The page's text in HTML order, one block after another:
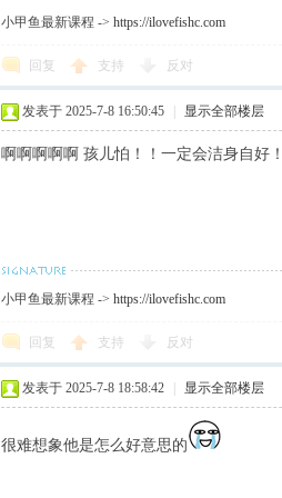
小甲鱼最新课程 ->https://ilovefishc.com
回复 支持 反对
发表于 2025-7-8 16:50:45 显示全部楼层
啊啊啊啊啊 孩儿怕！！一定会洁身自好
小甲鱼最新课程 ->https://ilovefishc.com
回复 支持 反对
发表于 2025-7-8 18:58:42 显示全部楼层
很难想象他是怎么好意思的